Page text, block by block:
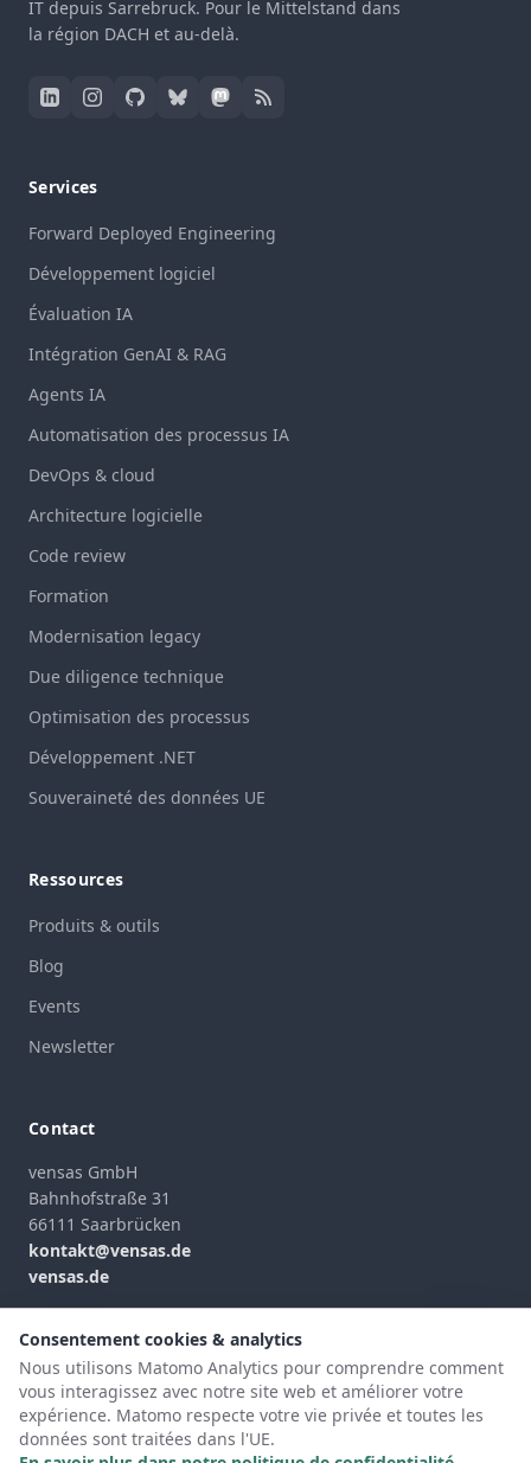
Consentement cookies & analytics
Nous utilisons Matomo Analytics pour comprendre comment
vous interagissez avec notre site web et améliorer votre
expérience. Matomo respecte votre vie privée et toutes les
données sont traitées dans l'UE.
IT depuis Sarrebruck. Pour le Mittelstand dans
la région DACH et au-delà.
Services
Forward Deployed Engineering
Développement logiciel
Évaluation IA
Intégration GenAI & RAG
Agents IA
Automatisation des processus IA
DevOps & cloud
Architecture logicielle
Code review
Formation
Modernisation legacy
Due diligence technique
Optimisation des processus
Développement .NET
Souveraineté des données UE
Ressources
Produits & outils
Blog
Events
Newsletter
Contact
vensas GmbH
Bahnhofstraße 31
66111 Saarbrücken
kontakt@vensas.de
vensas.de
©2026 vensas GmbH
Directeurs généraux: Sascha Kiefer & Sven Hennessen